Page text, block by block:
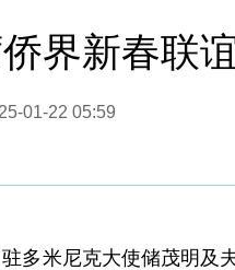
界新春联
01-22 05:59
多米尼克大使储茂明及